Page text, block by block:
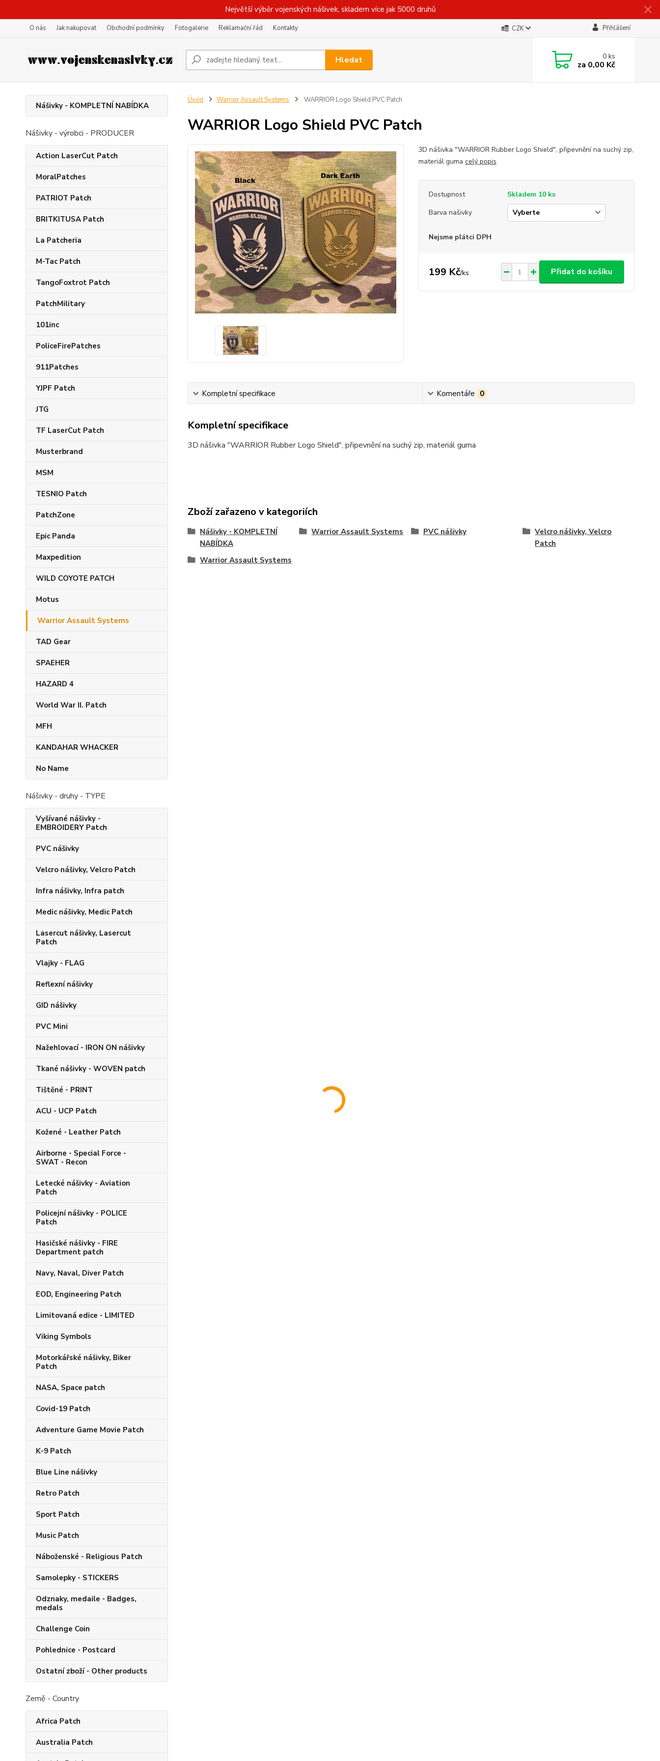
Největší výběr vojenských nášivek, skladem více jak 5000 druhů
O nás Jak nakupovat Obchodní podmínky Fotogalerie Reklamační řád Kontakty CZK Přihlášení
Hledat 0ks
za 0,00 Kč
Nášivky - KOMPLETNÍ NABÍDKA
Nášivky - výrobci - PRODUCER
Action LaserCut Patch
MoralPatches
PATRIOT Patch
BRITKITUSA Patch
La Patcheria
M-Tac Patch
TangoFoxtrot Patch
PatchMilitary
101inc
PoliceFirePatches
911Patches
YJPF Patch
JTG
TF LaserCut Patch
Musterbrand
MSM
TESNIO Patch
PatchZone
Epic Panda
Maxpedition
WILD COYOTE PATCH
Motus
Warrior Assault Systems
TAD Gear
SPAEHER
HAZARD 4
World War II. Patch
MFH
KANDAHAR​ WHACKER
No Name
Nášivky - druhy - TYPE
Vyšívané nášivky -
EMBROIDERY Patch
PVC nášivky
Velcro nášivky, Velcro Patch
Infra nášivky, Infra patch
Medic nášivky, Medic Patch
Lasercut nášivky, Lasercut
Patch
Vlajky - FLAG
Reflexní nášivky
GID nášivky
PVC Mini
Nažehlovací - IRON ON nášivky
Tkané nášivky - WOVEN patch
Tištěné - PRINT
ACU - UCP Patch
Kožené - Leather Patch
Airborne - Special Force -
SWAT - Recon
Letecké nášivky - Aviation
Patch
Policejní nášivky - POLICE
Patch
Hasičské nášivky - FIRE
Department patch
Navy, Naval, Diver Patch
EOD, Engineering Patch
Limitovaná edice - LIMITED
Viking Symbols
Motorkářské nášivky, Biker
Patch
NASA, Space patch
Covid-19 Patch
Adventure Game Movie Patch
K-9 Patch
Blue Line nášivky
Retro Patch
Sport Patch
Music Patch
Náboženské - Religious Patch
Samolepky - STICKERS
Odznaky, medaile - Badges,
medals
Challenge Coin
Pohlednice - Postcard
Ostatní zboží - Other products
Země - Country
Africa Patch
Australia Patch
Úvod Warrior Assault Systems WARRIOR Logo Shield PVC Patch
WARRIOR Logo Shield PVC Patch
3D nášivka "WARRIOR Rubber Logo Shield", připevnění na suchý zip,
materiál guma celý popis
Dostupnost
Skladem 10 ks
Barva našivky
Nejsme plátci DPH
199 Kč/ks Přidat do košíku
Kompletní specifikace Komentáře 0
Kompletní specifikace
3D nášivka "WARRIOR Rubber Logo Shield", připevnění na suchý zip, materiál guma
Zboží zařazeno v kategoriích
Nášivky - KOMPLETNÍ
NABÍDKA
Warrior Assault Systems PVC nášivky
Velcro nášivky, Velcro
Patch
Warrior Assault Systems